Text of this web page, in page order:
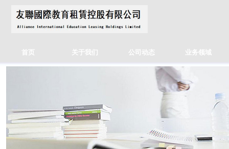
首页 关于我们 公司动态 业务领域